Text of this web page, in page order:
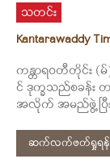
သတင်း
Kantarawaddy
ကန္တာရဝတီတိုင်း (
င် ဒုက္ခသည်စခန်း
အလိုက် အမည်ဖွဲ့ပြီ
ဆက်လက်ဖတ်ရှုရန်